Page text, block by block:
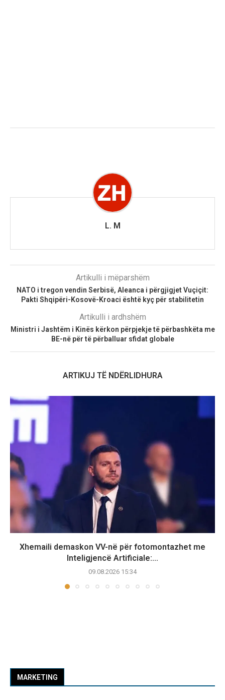
L. M
Artikulli i mëparshëm
NATO i tregon vendin Serbisë, Aleanca i përgjigjet Vuçiçit:
Pakti Shqipëri-Kosovë-Kroaci është kyç për stabilitetin
Artikulli i ardhshëm
Ministri i Jashtëm i Kinës kërkon përpjekje të përbashkëta me
BE-në për të përballuar sfidat globale
ARTIKUJ TË NDËRLIDHURA
Xhemaili demaskon VV-në për fotomontazhet me
Inteligjencë Artificiale:...
09.08.2026 15:34
MARKETING